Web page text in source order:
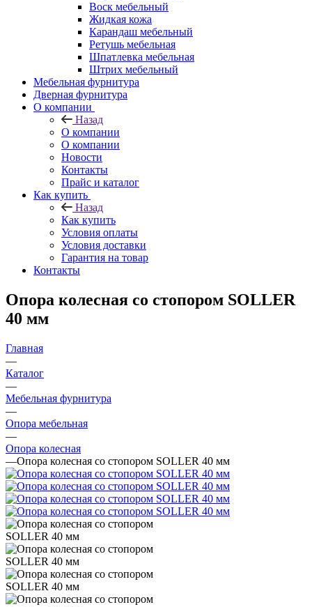
Воск мебельный
Жидкая кожа
Карандаш мебельный
Ретушь мебельная
Шпатлевка мебельная
Штрих мебельный
Мебельная фурнитура
Дверная фурнитура
О компании
Назад
О компании
О компании
Новости
Контакты
Прайс и каталог
Как купить
Назад
Как купить
Условия оплаты
Условия доставки
Гарантия на товар
Контакты
Опора колесная со стопором SOLLER
40 мм
Главная
—
Каталог
—
Мебельная фурнитура
—
Опора мебельная
—
Опора колесная
—Опора колесная со стопором SOLLER 40 мм